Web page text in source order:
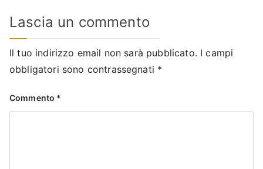
Lascia un commento
Il tuo indirizzo email non sarà pubblicato. I campi
obbligatori sono contrassegnati *
Commento *